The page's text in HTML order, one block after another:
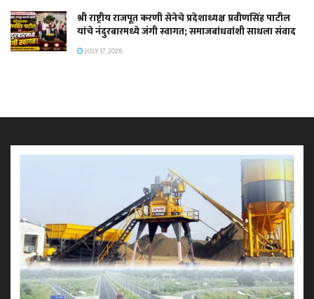
श्री राष्ट्रीय राजपूत करणी सेनेचे प्रदेशाध्यक्ष प्रवीणसिंह पाटील
यांचे नंदुरबारमध्ये जंगी स्वागत; समाजबांधवांशी साधला संवाद
JULY 17, 2026